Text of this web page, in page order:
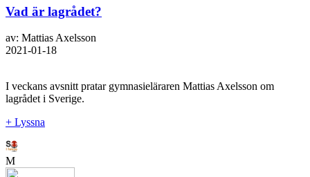
Vad är lagrådet?
av: Mattias Axelsson
2021-01-18
I veckans avsnitt pratar gymnasieläraren Mattias Axelsson om
lagrådet i Sverige.
+ Lyssna
M